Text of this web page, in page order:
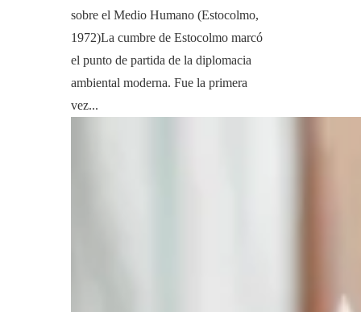
sobre el Medio Humano (Estocolmo,
1972)La cumbre de Estocolmo marcó
el punto de partida de la diplomacia
ambiental moderna. Fue la primera
vez...